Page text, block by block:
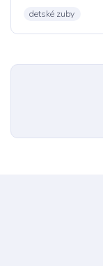
detské zuby